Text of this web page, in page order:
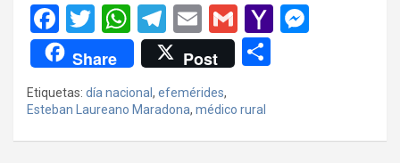
F
a
ce
b
o
T
wi
tt
er
W
h
at
s
A
T
el
e
gr
a
E
m
ail
G
m
ail
Y
o
g
Share Post
p
Etiquetas: día nacional , efemérides,
Esteban Laureano Maradona, médico rural